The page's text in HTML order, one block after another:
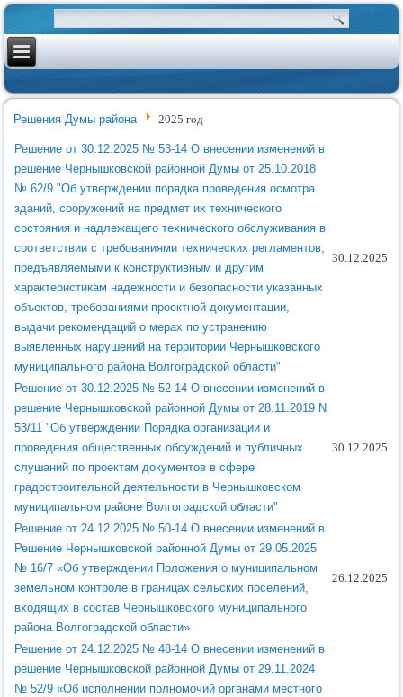
Решения Думы района 2025 год
Решение от 30.12.2025 № 53-14 О внесении изменений в
решение Чернышковской районной Думы от 25.10.2018
№ 62/9 "Об утверждении порядка проведения осмотра
зданий, сооружений на предмет их технического
состояния и надлежащего технического обслуживания в
соответствии с требованиями технических регламентов,
предъявляемыми к конструктивным и другим
характеристикам надежности и безопасности указанных
объектов, требованиями проектной документации,
выдачи рекомендаций о мерах по устранению
выявленных нарушений на территории Чернышковского
муниципального района Волгоградской области"
30.12.2025
Решение от 30.12.2025 № 52-14 О внесении изменений в
решение Чернышковской районной Думы от 28.11.2019 N
53/11 "Об утверждении Порядка организации и
проведения общественных обсуждений и публичных
слушаний по проектам документов в сфере
градостроительной деятельности в Чернышковском
муниципальном районе Волгоградской области"
30.12.2025
Решение от 24.12.2025 № 50-14 О внесении изменений в
Решение Чернышковской районной Думы от 29.05.2025
№ 16/7 «Об утверждении Положения о муниципальном
земельном контроле в границах сельских поселений,
входящих в состав Чернышковского муниципального
района Волгоградской области»
26.12.2025
Решение от 24.12.2025 № 48-14 О внесении изменений в
решение Чернышковской районной Думы от 29.11.2024
№ 52/9 «Об исполнении полномочий органами местного